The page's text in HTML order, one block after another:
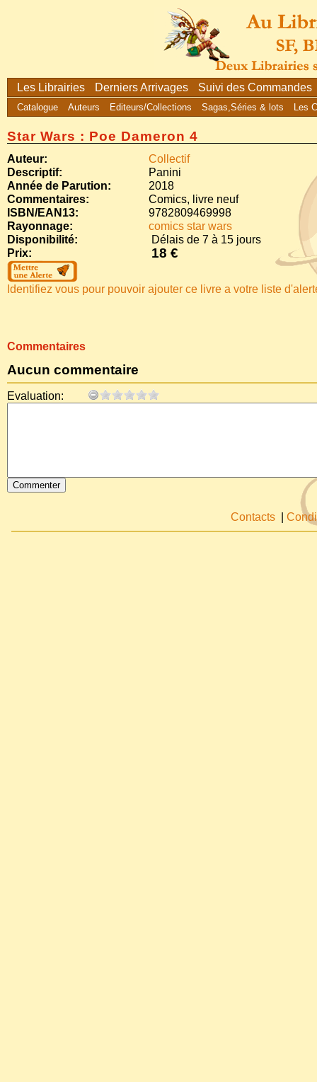
Les Librairies Derniers Arrivages Suivi des Commandes
Catalogue Auteurs Editeurs/Collections Sagas,Séries & lots Les
Star Wars : Poe Dameron 4
Auteur:
Collectif
Descriptif:
Panini
Année de Parution:
2018
Commentaires:
Comics, livre neuf
ISBN/EAN13:
9782809469998
Rayonnage:
comics star wars
Disponibilité:
Délais de 7 à 15 jours
Prix:
18 €
Identifiez vous pour pouvoir ajouter ce livre a votre liste
Commentaires
Aucun commentaire
Evaluation:
Contacts |